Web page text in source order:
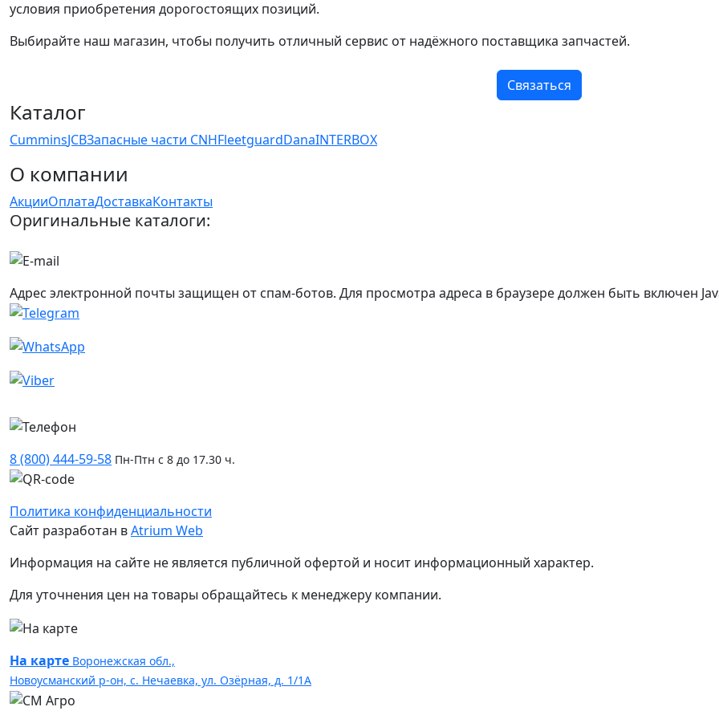
условия приобретения дорогостоящих позиций.
Выбирайте наш магазин, чтобы получить отличный сервис от надёжного поставщика запчастей.
Связаться
Каталог
CumminsJCBЗапасные части CNHFleetguardDanaINTERBOX
О компании
АкцииОплатаДоставкаКонтакты
Оригинальные каталоги:
Адрес электронной почты защищен от спам-ботов. Для просмотра адреса в браузере должен быть включен
8 (800) 444-59-58 Пн-Птн с 8 до 17.30 ч.
Политика конфиденциальности
Сайт разработан вAtrium Web
Информация на сайте не является публичной офертой и носит информационный характер.
Для уточнения цен на товары обращайтесь к менеджеру компании.
На карте Воронежская обл.,
Новоусманский р-он, с. Нечаевка, ул. Озёрная, д. 1/1А